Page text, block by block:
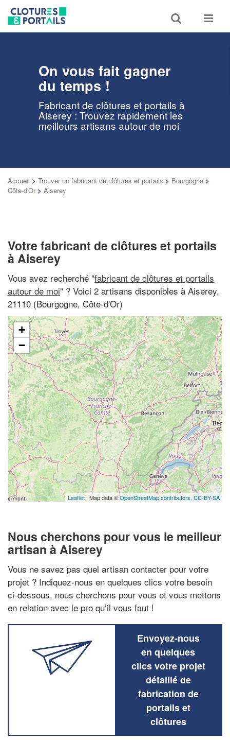
Toggle
search
Toggle
On vous fait gagner
du temps !
Fabricant de clôtures et portails à
Aiserey : Trouvez rapidement les
meilleurs artisans autour de moi
Accueil > Trouver un fabricant de clôtures et portails > Bourgogne >
Côte-d'Or > Aiserey
Votre fabricant de clôtures et portails
à Aiserey
Vous avez recherché "fabricant de clôtures et portails
autour de moi" ? Voici 2 artisans disponibles à Aiserey,
21110 (Bourgogne, Côte-d'Or)
+
−
Leaflet | Map data ©OpenStreetMap contributors, CC-BY-SA
Nous cherchons pour vous le meilleur
artisan à Aiserey
Vous ne savez pas quel artisan contacter pour votre
projet ? Indiquez-nous en quelques clics votre besoin
ci-dessous, nous cherchons pour vous et vous mettons
en relation avec le pro qu’il vous faut !
Envoyez-nous
en quelques
clics votre projet
détaillé de
fabrication de
portails et
clôtures